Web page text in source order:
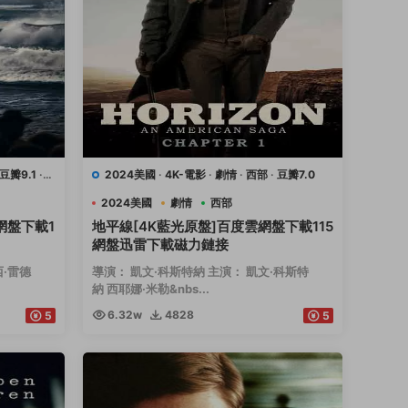
豆瓣9.1 ·
盤下載1
雷德
5
2024美國 · 4K-電影 · 劇情 · 西部 · 豆瓣7.0
2024美國 劇情 西部
地平線[4K藍光原盤]百度雲網盤下載115
網盤迅雷下載磁力鏈接
導演： 凱文·科斯特納 主演： 凱文·科斯特
納 西耶娜·米勒&nbs...
6.32w 4828 5